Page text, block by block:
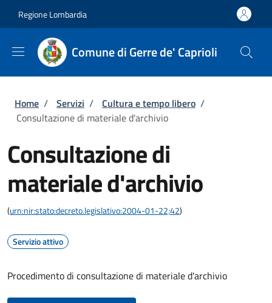
Regione Lombardia
Comune di Gerre de' Caprioli
Briciole di pane
Home / Servizi / Cultura e tempo libero /
Consultazione di materiale d'archivio
Consultazione di
materiale d'archivio
(urn:nir:stato:decreto.legislativo:2004-01-22;42)
Servizio attivo
Procedimento di consultazione di materiale d'archivio